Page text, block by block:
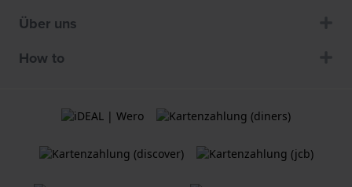
Über uns
How to